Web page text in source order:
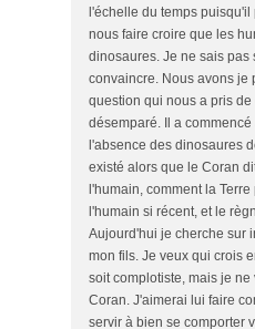
l'échelle du temps
nous faire croire que les
dinosaures. Je ne sais pas
convaincre. Nous avons je
question qui nous a pris de
désemparé. Il a
l'absence des dinosaures
existé alors que le Coran
l'humain, comment la
l'humain si récent, et le
Aujourd'hui je cherche sur
mon fils. Je veux qui crois
soit complotiste, mais je
Coran. J'aimerai lui faire
servir à bien se comporter